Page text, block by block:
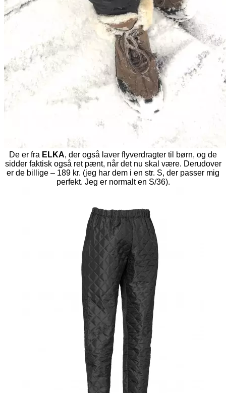
De er fra ELKA, der også laver flyverdragter til børn, og de
sidder faktisk også ret pænt, når det nu skal være. Derudover
er de billige – 189 kr. (jeg har dem i en str. S, der passer mig
perfekt. Jeg er normalt en S/36).